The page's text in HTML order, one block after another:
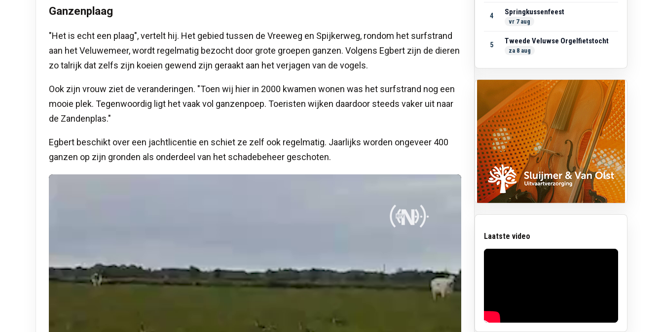
Ganzenplaag
"Het is echt een plaag", vertelt hij. Het gebied tussen de Vreeweg en Spijkerweg, rondom het surfstrand
aan het Veluwemeer, wordt regelmatig bezocht door grote groepen ganzen. Volgens Egbert zijn de dieren
zo talrijk dat zelfs zijn koeien gewend zijn geraakt aan het verjagen van de vogels.
Ook zijn vrouw ziet de veranderingen. "Toen wij hier in 2000 kwamen wonen was het surfstrand nog een
mooie plek. Tegenwoordig ligt het vaak vol ganzenpoep. Toeristen wijken daardoor steeds vaker uit naar
de Zandenplas."
Egbert beschikt over een jachtlicentie en schiet ze zelf ook regelmatig. Jaarlijks worden ongeveer 400
ganzen op zijn gronden als onderdeel van het schadebeheer geschoten.
4 Springkussenfeest
vr 7 aug
5 Tweede Veluwse Orgelfietstocht
za 8 aug
Laatste video